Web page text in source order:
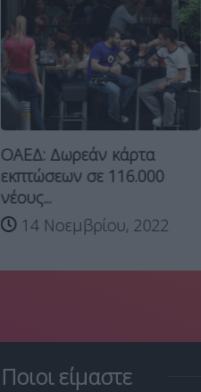
ΟΑΕΔ: Δωρεάν κάρτα
εκπτώσεων σε 116.000
νέους...
14 Νοεμβρίου, 2022
Ποιοι είμαστε